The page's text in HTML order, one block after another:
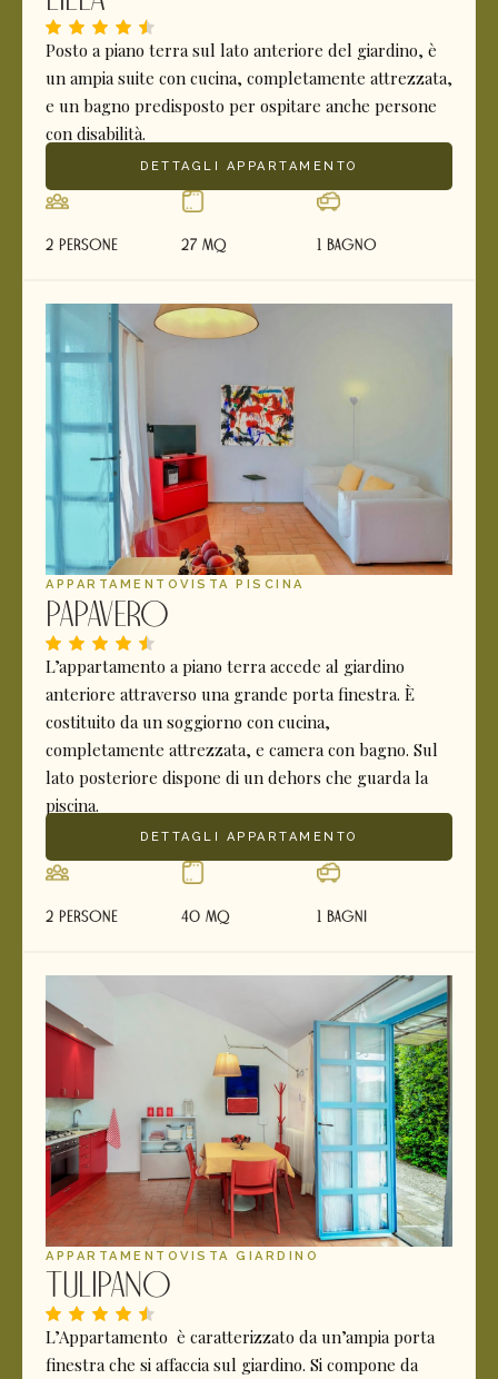
Posto a piano terra sul lato anteriore del giardino, è
un ampia suite con cucina, completamente attrezzata,
e un bagno predisposto per ospitare anche persone
con disabilità.
DETTAGLI APPARTAMENTO
2 Persone 27 mq 1 Bagno
APPARTAMENTO VISTA PISCINA
Papavero
L’appartamento a piano terra accede al giardino
anteriore attraverso una grande porta finestra. È
costituito da un soggiorno con cucina,
completamente attrezzata, e camera con bagno. Sul
lato posteriore dispone di un dehors che guarda la
piscina.
DETTAGLI APPARTAMENTO
2 Persone 40 mq 1 Bagni
APPARTAMENTO VISTA GIARDINO
Tulipano
L’Appartamento è caratterizzato da un’ampia porta
finestra che si affaccia sul giardino. Si compone da